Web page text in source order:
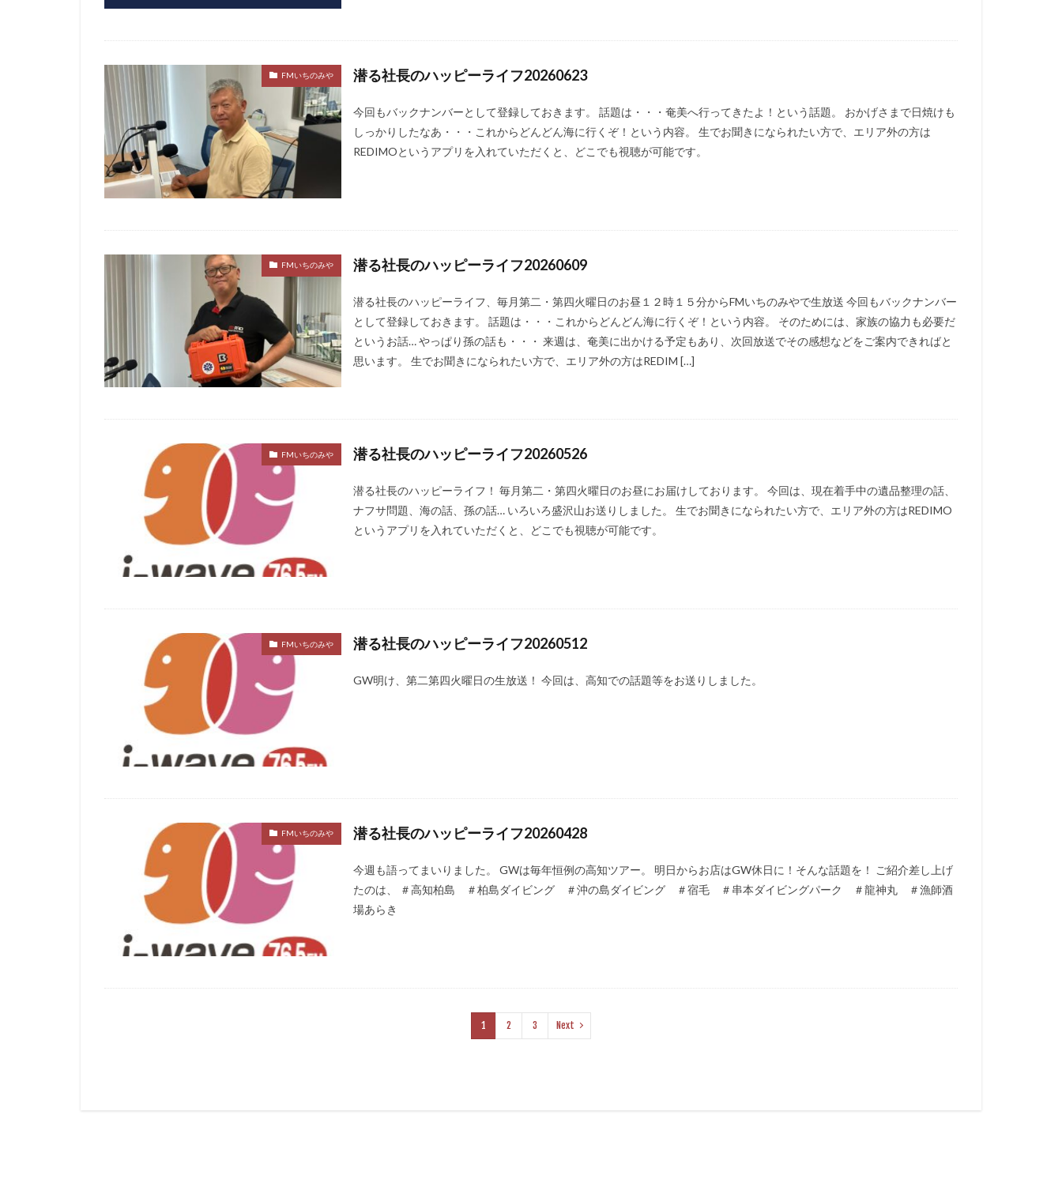
FMいちのみや 潜る社長のハッピーライフ20260623
今回もバックナンバーとして登録しておきます。 話題は・・・奄美へ行ってきたよ！という話題。 おかげさまで日焼けも
しっかりしたなあ・・・これからどんどん海に行くぞ！という内容。 生でお聞きになられたい方で、エリア外の方は
REDIMOというアプリを入れていただくと、どこでも視聴が可能です。
FMいちのみや 潜る社長のハッピーライフ20260609
潜る社長のハッピーライフ、毎月第二・第四火曜日のお昼１２時１５分からFMいちのみやで生放送 今回もバックナンバー
として登録しておきます。 話題は・・・これからどんどん海に行くぞ！という内容。 そのためには、家族の協力も必要だ
というお話… やっぱり孫の話も・・・ 来週は、奄美に出かける予定もあり、次回放送でその感想などをご案内できればと
思います。 生でお聞きになられたい方で、エリア外の方はREDIM […]
FMいちのみや 潜る社長のハッピーライフ20260526
潜る社長のハッピーライフ！ 毎月第二・第四火曜日のお昼にお届けしております。 今回は、現在着手中の遺品整理の話、
ナフサ問題、海の話、孫の話… いろいろ盛沢山お送りしました。 生でお聞きになられたい方で、エリア外の方はREDIMO
というアプリを入れていただくと、どこでも視聴が可能です。
FMいちのみや 潜る社長のハッピーライフ20260512
GW明け、第二第四火曜日の生放送！ 今回は、高知での話題等をお送りしました。
FMいちのみや 潜る社長のハッピーライフ20260428
今週も語ってまいりました。 GWは毎年恒例の高知ツアー。 明日からお店はGW休日に！そんな話題を！ ご紹介差し上げ
たのは、 ＃高知柏島 ＃柏島ダイビング ＃沖の島ダイビング ＃宿毛 ＃串本ダイビングパーク ＃龍神丸 ＃漁師酒
場あらき
1 2 3 Next